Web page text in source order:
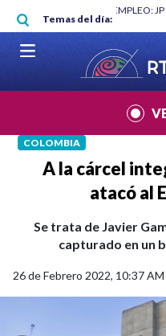
Pasar al contenido principal
Temas del día:
MÍNIMO NO DESTRUYÓ EMPLEO:
MUNDIAL 2026
|
COLOMBIA
A la cárcel
atacó al
Se trata de Javier
capturado en un
26 de Febrero 2022, 10:37 AM